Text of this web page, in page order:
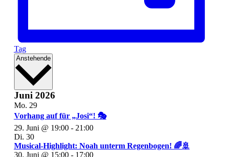
Tag
Anstehende Datum
Juni 2026
Mo. 29
Vorhang auf für „Josi“! 🎭
29. Juni @ 19:00- 21:00
Di. 30
Musical-Highlight: Noah unterm Regenbogen! 🌈🚢
30. Juni @ 15:00- 17:00